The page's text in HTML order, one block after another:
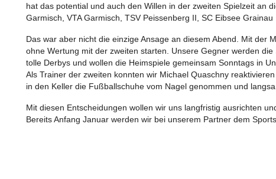
hat das potential und auch den Willen in der zweiten Spielzeit an
Garmisch, VTA Garmisch, TSV Peissenberg II, SC Eibsee
Das war aber nicht die einzige Ansage an diesem Abend. Mit der
ohne Wertung mit der zweiten starten. Unsere Gegner werden
tolle Derbys und wollen die Heimspiele gemeinsam Sonntags in
Als Trainer der zweiten konnten wir Michael Quaschny
in den Keller die Fußballschuhe vom Nagel genommen und
Mit diesen Entscheidungen wollen wir uns langfristig ausrichten
Bereits Anfang Januar werden wir bei unserem Partner dem